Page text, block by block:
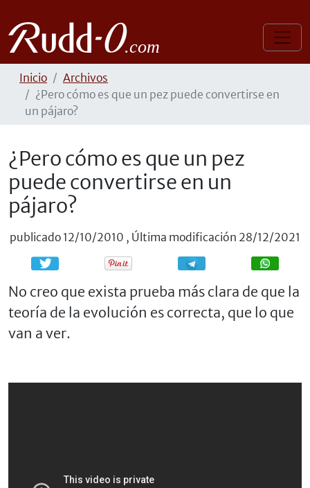
Inicio
Archivos
¿Pero cómo es que un pez puede convertirse en
un pájaro?
¿Pero cómo es que un pez
puede convertirse en un
pájaro?
publicado 12/10/2010 , Última modificación 28/12/2021
Compartir Compartir
No creo que exista prueba más clara de que la
teoría de la evolución es correcta, que lo que
van a ver.